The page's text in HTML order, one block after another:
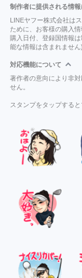
制作者に提供される情報
LINEヤフー株式会社は
ために、お客様の購入情
購入日付、登録国情報
能な情報は含まれません)
対応機能について
著作者の意向により非
せん。
スタンプをタップする